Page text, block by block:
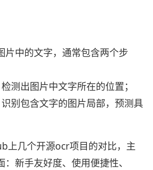
片中的文字，通常包含两个步
检测出图片中文字所在的位置；
识别包含文字的图片局部，预测具
上几个开源ocr项目的对比，主
：新手友好度、使用便捷性、